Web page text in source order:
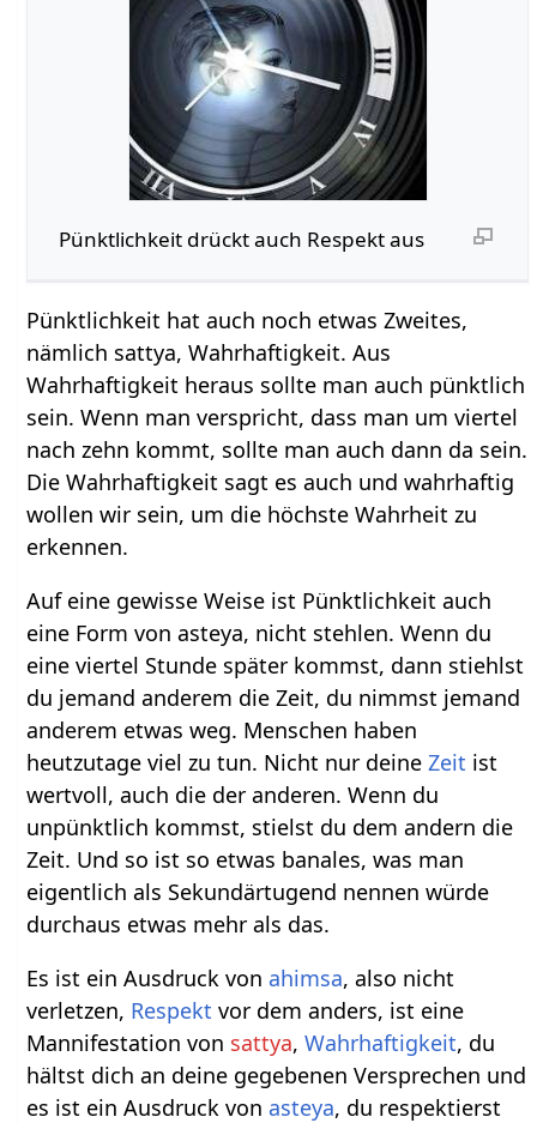
Pünktlichkeit drückt auch Respekt aus
Pünktlichkeit hat auch noch etwas Zweites,
nämlich sattya, Wahrhaftigkeit. Aus
Wahrhaftigkeit heraus sollte man auch pünktlich
sein. Wenn man verspricht, dass man um viertel
nach zehn kommt, sollte man auch dann da sein.
Die Wahrhaftigkeit sagt es auch und wahrhaftig
wollen wir sein, um die höchste Wahrheit zu
erkennen.
Auf eine gewisse Weise ist Pünktlichkeit auch
eine Form von asteya, nicht stehlen. Wenn du
eine viertel Stunde später kommst, dann stiehlst
du jemand anderem die Zeit, du nimmst jemand
anderem etwas weg. Menschen haben
heutzutage viel zu tun. Nicht nur deineZeit ist
wertvoll, auch die der anderen. Wenn du
unpünktlich kommst, stielst du dem andern die
Zeit. Und so ist so etwas banales, was man
eigentlich als Sekundärtugend nennen würde
durchaus etwas mehr als das.
Es ist ein Ausdruck von ahimsa, also nicht
verletzen, Respekt vor dem anders, ist eine
Mannifestation von sattya,Wahrhaftigkeit, du
hältst dich an deine gegebenen Versprechen und
es ist ein Ausdruck von asteya, du respektierst